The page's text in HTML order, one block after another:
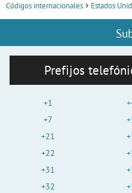
Códigos internacionales Estados
Prefijos
+1
+7
+21
+22
+31
+32